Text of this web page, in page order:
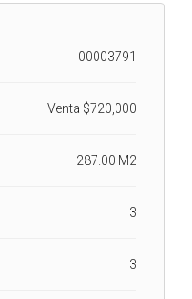
00003791
Venta $720,000
287.00 M2
3
3